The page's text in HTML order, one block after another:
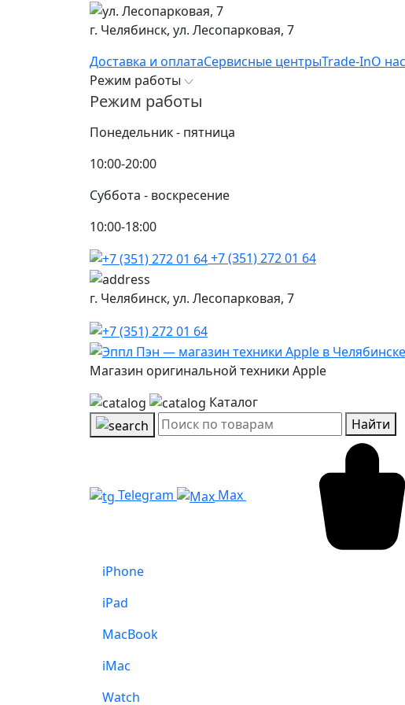
г. Челябинск, ул. Лесопарковая, 7
Доставка и оплатаСервисные центрыTrade-InО нас
Режим работы
Режим работы
Понедельник - пятница
10:00-20:00
Суббота - воскресение
10:00-18:00
+7 (351) 272 01 64
г. Челябинск, ул. Лесопарковая, 7
Магазин оригинальной техники Apple
Каталог
Найти
Telegram Max
iPhone
iPad
MacBook
iMac
Watch